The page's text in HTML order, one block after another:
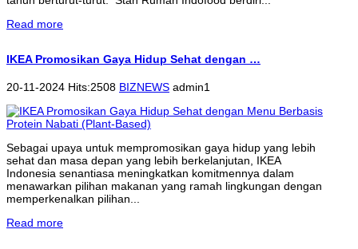
Read more
IKEA Promosikan Gaya Hidup Sehat dengan …
20-11-2024 Hits:2508 BIZNEWS admin1
Sebagai upaya untuk mempromosikan gaya hidup yang lebih
sehat dan masa depan yang lebih berkelanjutan, IKEA
Indonesia senantiasa meningkatkan komitmennya dalam
menawarkan pilihan makanan yang ramah lingkungan dengan
memperkenalkan pilihan...
Read more